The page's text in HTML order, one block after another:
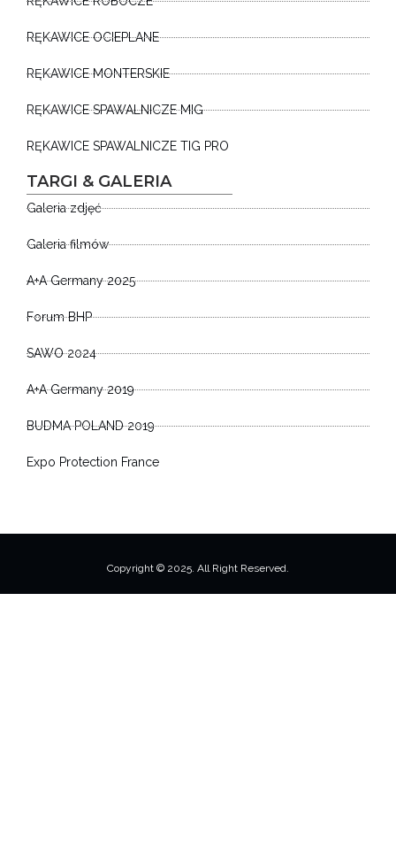
RĘKAWICE OCIEPLANE
RĘKAWICE MONTERSKIE
RĘKAWICE SPAWALNICZE MIG
RĘKAWICE SPAWALNICZE TIG PRO
TARGI & GALERIA
Galeria zdjęć
Galeria filmów
A+A Germany 2025
Forum BHP
SAWO 2024
A+A Germany 2019
BUDMA POLAND 2019
Expo Protection France
Copyright © 2025. All Right Reserved.